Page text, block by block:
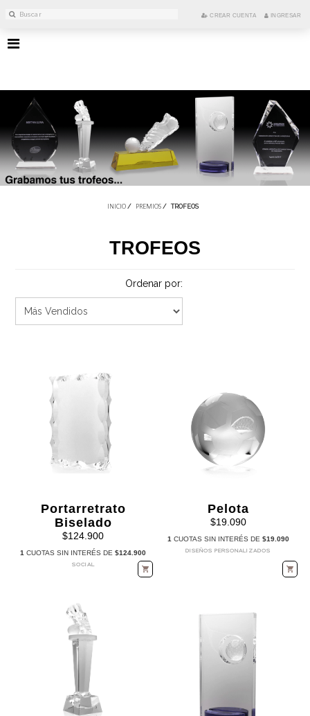
CREAR CUENTA INGRESAR
INICIO / PREMIOS / TROFEOS
TROFEOS
Ordenar por:
Portarretrato
Biselado
$124.900
1 CUOTAS SIN INTERÉS DE$124.900
SOCIAL
Pelota
$19.090
1 CUOTAS SIN INTERÉS DE $19.090
DISEÑOS PERSONALIZADOS